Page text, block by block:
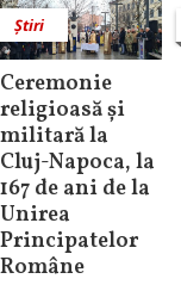
Știri
Ceremonie
religioasă și
militară la
Cluj-Napoca, la
167 de ani de la
Unirea
Principatelor
Române